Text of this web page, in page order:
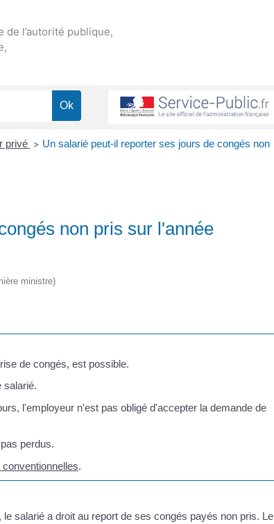
de l’autorité publique,
privé > Un salarié peut-il reporter ses jours de congés non
non pris sur l'année
ministre)
de congés, est possible.
salarié.
l'employeur n'est pas obligé d'accepter la demande de
perdus.
.
, le salarié a droit au report de ses congés payés non pris. Le